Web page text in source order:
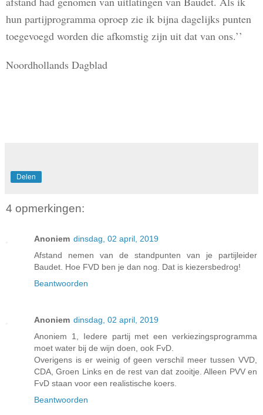
hun partijprogramma oproep zie ik bijna dagelijks punten
toegevoegd worden die afkomstig zijn uit dat van ons.’’
Noordhollands Dagblad
Delen
4 opmerkingen:
Anoniem dinsdag, 02 april, 2019
Afstand nemen van de standpunten van je partijleider
Baudet. Hoe FVD ben je dan nog. Dat is kiezersbedrog!
Beantwoorden
Anoniem dinsdag, 02 april, 2019
Anoniem 1, Iedere partij met een verkiezingsprogramma
moet water bij de wijn doen, ook FvD.
Overigens is er weinig of geen verschil meer tussen VVD,
CDA, Groen Links en de rest van dat zooitje. Alleen PVV en
FvD staan voor een realistische koers.
Beantwoorden